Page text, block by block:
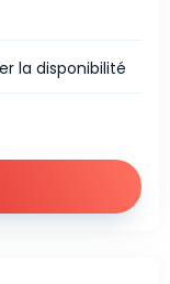
la disponibilité